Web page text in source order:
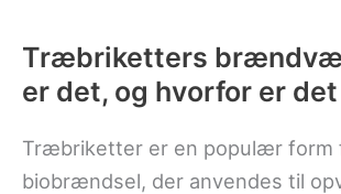
Træbriketters
er det, og hvorfor er
Træbriketter er en populær form
biobrændsel, der anvendes til